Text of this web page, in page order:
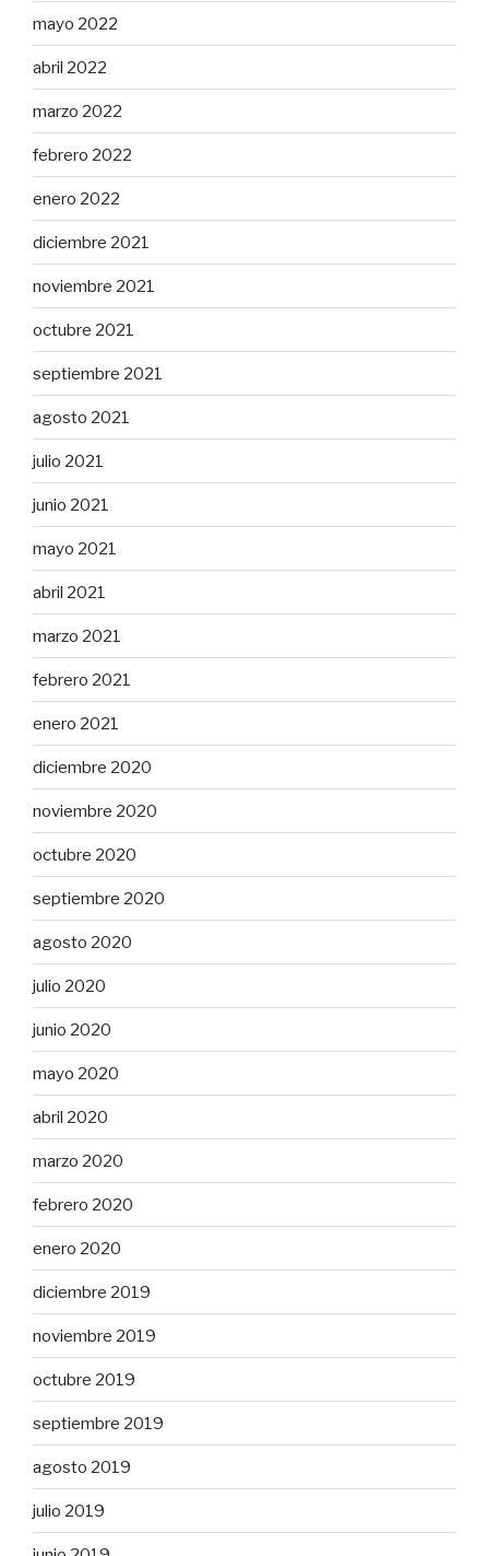
mayo 2022
abril 2022
marzo 2022
febrero 2022
enero 2022
diciembre 2021
noviembre 2021
octubre 2021
septiembre 2021
agosto 2021
julio 2021
junio 2021
mayo 2021
abril 2021
marzo 2021
febrero 2021
enero 2021
diciembre 2020
noviembre 2020
octubre 2020
septiembre 2020
agosto 2020
julio 2020
junio 2020
mayo 2020
abril 2020
marzo 2020
febrero 2020
enero 2020
diciembre 2019
noviembre 2019
octubre 2019
septiembre 2019
agosto 2019
julio 2019